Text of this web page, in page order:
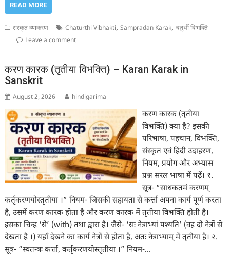
READ MORE
संस्कृत व्याकरण Chaturthi Vibhakti,Sampradan Karak,चतुर्थी विभक्ति
Leave a comment
करण कारक (तृतीया विभक्ति) – Karan Karak in
Sanskrit
August 2, 2026 hindigarima
करण कारक (तृतीया
विभक्ति) क्या है? इसकी
परिभाषा, पहचान, विभक्ति,
संस्कृत एवं हिंदी उदाहरण,
नियम, प्रयोग और अभ्यास
प्रश्न सरल भाषा में पढ़ें। १.
सूत्र- “साधकतमं करणम्
कर्तृकरणयोस्तृतीया ।” नियम- जिसकी सहायता से कर्त्ता अपना कार्य पूर्ण करता
है, उसमें करण कारक होता है और करण कारक में तृतीया विभक्ति होती है।
इसका चिन्ह ‘से’ (with) तथा द्वारा है। जैसे- ‘सः नेत्राभ्यां पश्यति’ (वह दो नेत्रों से
देखता है ।) यहाँ देखने का कार्य नेत्रों से होता है, अतः नेत्राभ्याम् में तृतीया है। २.
सूत्र- “स्वतन्त्रः कर्त्ता, कर्तृकरणयोस्तृतीया ।” नियम-…